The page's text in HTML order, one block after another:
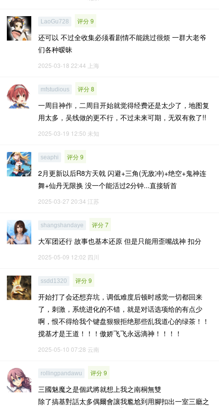
LaoGu728 评分 9
还可以 不过全收集必须看剧情不能跳过很烦 一群大老爷
们各种暧昧
2025-03-18 22:44 上海
mfstudious 评分 8
一周目神作，二周目开始就觉得经费还是太少了，地图复
用太多，吴线做的更不行，不过未来可期，无双有救了!!
2025-03-19 12:50 未知
seaphi 评分 9
2月更新以后R8方天戟 闪避+三角(无敌冲)+绝空+鬼神连
舞+仙丹无限换 没一个能活过2分钟...直接斩首
2025-03-27 20:34 江苏
shangshandaye 评分 7
大军团还行 故事也基本还原 但是只能用歪嘴战神 扣分
2025-05-09 12:02 四川
ssdd1320 评分 9
开始打了会还想弃坑，调低难度后顿时感觉一切都回来
了，刺激，系统进化的不错，就是对话选项给的有点少
啊，恨不得给我个键盘狠狠拒绝那些乱我道心的绿茶！！
搅基才是王道！！！傲娇飞飞永远滴神！！！！
2025-05-10 07:28 云南
rollingpandawu 评分 9
三國魅魔之是個武將就想上我之南桐無雙
除了搞基對話太多偶爾會讓我尷尬到用腳扣出一室三廳之